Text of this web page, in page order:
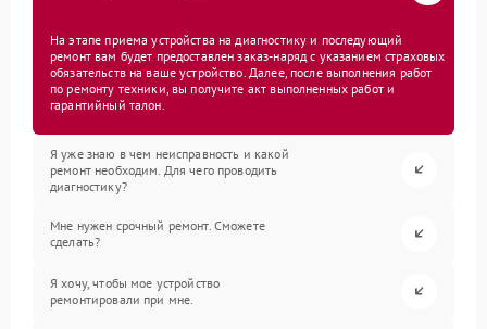
На этапе приема устройства на диагностику и последующий
ремонт вам будет предоставлен заказ-наряд с указанием страховых
обязательств на ваше устройство. Далее, после выполнения работ
по ремонту техники, вы получите акт выполненных работ и
гарантийный талон.
Я уже знаю в чем неисправность и какой
ремонт необходим. Для чего проводить
диагностику?
Мне нужен срочный ремонт. Сможете
сделать?
Я хочу, чтобы мое устройство
ремонтировали при мне.